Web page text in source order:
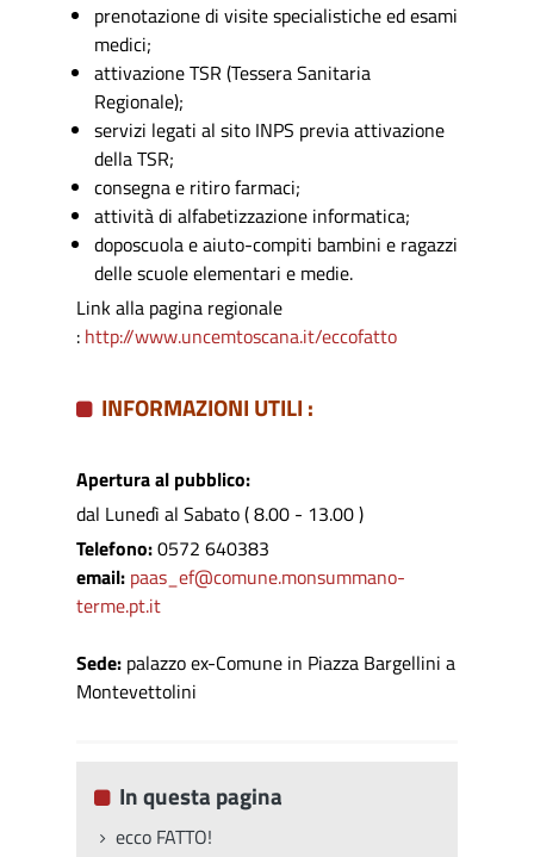
prenotazione di visite specialistiche ed esami
medici;
attivazione TSR (Tessera Sanitaria
Regionale);
servizi legati al sito INPS previa attivazione
della TSR;
consegna e ritiro farmaci;
attività di alfabetizzazione informatica;
doposcuola e aiuto-compiti bambini e ragazzi
delle scuole elementari e medie.
Link alla pagina regionale
: http://www.uncemtoscana.it/eccofatto
INFORMAZIONI UTILI :
Apertura al pubblico:
dal Lunedì al Sabato ( 8.00 - 13.00 )
Telefono:0572 640383
email: paas_ef@comune.monsummano-
terme.pt.it
Sede: palazzo ex-Comune in Piazza Bargellini a
Montevettolini
In questa pagina
ecco FATTO!